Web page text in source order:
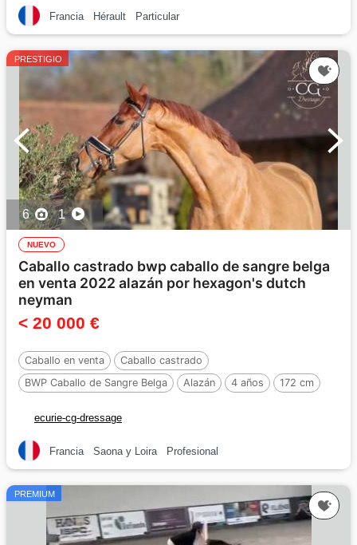
Francia Hérault Particular
PRESTIGIO
6 1
NUEVO
Caballo castrado bwp caballo de sangre belga
en venta 2022 alazán por hexagon's dutch
neyman
< 20 000 €
Caballo en venta
Caballo castrado
BWP Caballo de Sangre Belga
Alazán 4 años
172 cm
ecurie-cg-dressage
Francia Saona y Loira Profesional
PREMIUM